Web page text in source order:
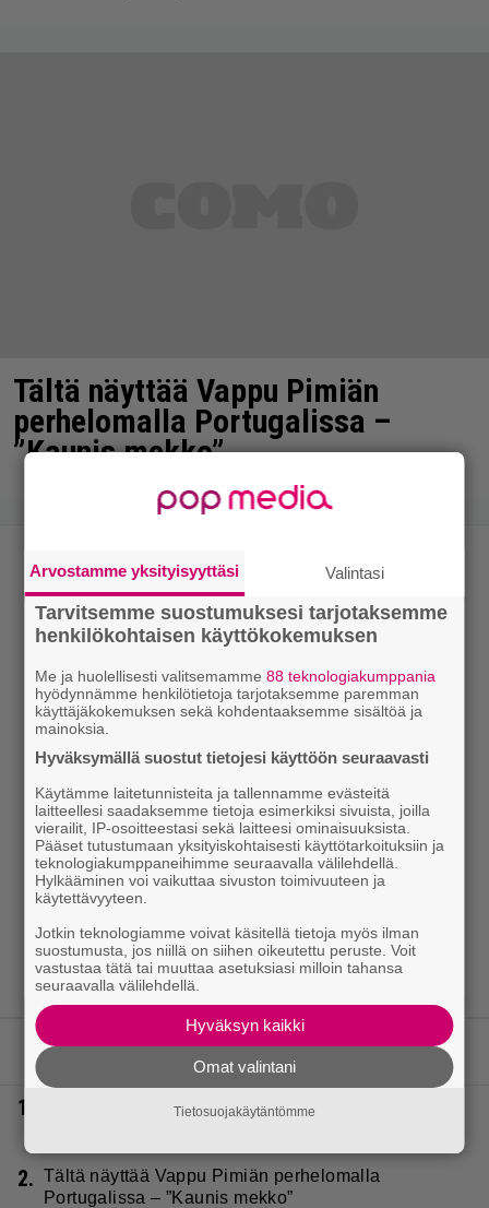
Tältä näyttää Vappu Pimiän
perhelomalla Portugalissa –
”Kaunis mekko”
LUETUIMMAT JUTUT
1.
Poliisilla tehovalvonta – tästä kysymys ja näin
2. Tältä näyttää Vappu Pimiän perhelomalla
Portugalissa – ”Kaunis mekko”
Arvostamme yksityisyyttäsi Valintasi
Tarvitsemme suostumuksesi tarjotaksemme
henkilökohtaisen käyttökokemuksen
Me ja huolellisesti valitsemamme88 teknologiakumppania
hyödynnämme henkilötietoja tarjotaksemme paremman
käyttäjäkokemuksen sekä kohdentaaksemme sisältöä ja
mainoksia.
Hyväksymällä suostut tietojesi käyttöön seuraavasti
Käytämme laitetunnisteita ja tallennamme evästeitä
laitteellesi saadaksemme tietoja esimerkiksi sivuista, joilla
vierailit, IP-osoitteestasi sekä laitteesi ominaisuuksista.
Pääset tutustumaan yksityiskohtaisesti käyttötarkoituksiin ja
teknologiakumppaneihimme seuraavalla välilehdellä.
Hylkääminen voi vaikuttaa sivuston toimivuuteen ja
käytettävyyteen.
Jotkin teknologiamme voivat käsitellä tietoja myös ilman
suostumusta, jos niillä on siihen oikeutettu peruste. Voit
vastustaa tätä tai muuttaa asetuksiasi milloin tahansa
seuraavalla välilehdellä.
Hyväksyn kaikki
Omat valintani
Tietosuojakäytäntömme